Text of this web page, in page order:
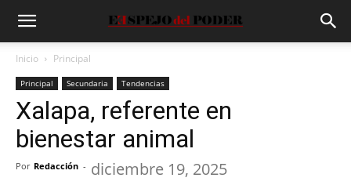
Inicio Principal
Principal Secundaria Tendencias
Xalapa, referente en
bienestar animal
Por Redacción - diciembre 19, 2025